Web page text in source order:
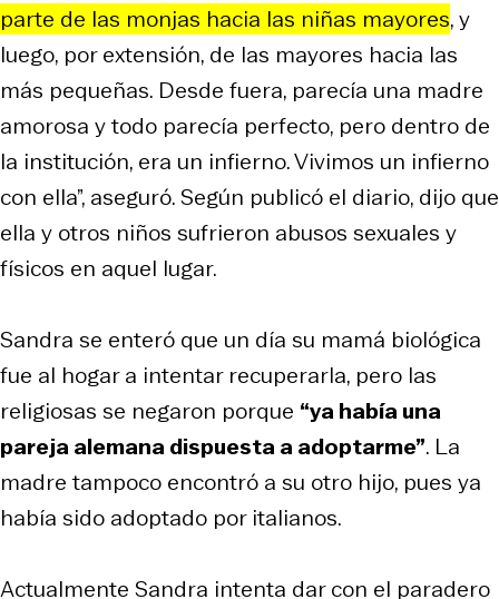
parte de las monjas hacia las niñas mayores, y
luego, por extensión, de las mayores hacia las
más pequeñas. Desde fuera, parecía una madre
amorosa y todo parecía perfecto, pero dentro de
la institución, era un infierno. Vivimos un infierno
con ella”, aseguró. Según publicó el diario, dijo que
ella y otros niños sufrieron abusos sexuales y
físicos en aquel lugar.
Sandra se enteró que un día su mamá biológica
fue al hogar a intentar recuperarla, pero las
religiosas se negaron porque “ya había una
pareja alemana dispuesta a adoptarme”. La
madre tampoco encontró a su otro hijo, pues ya
había sido adoptado por italianos.
Actualmente Sandra intenta dar con el paradero